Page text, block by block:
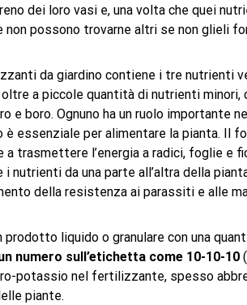
dei loro vasi e, una volta che quei
possono trovarne altri se non glieli
da giardino contiene i tre nutrienti
a piccole quantità di nutrienti minori,
e boro. Ognuno ha un ruolo importante
è essenziale per alimentare la pianta. Il
a trasmettere l’energia a radici, foglie e
i nutrienti da una parte all’altra della
della resistenza ai parassiti e alle
prodotto liquido o granulare con una
numero sull’etichetta come 10-10-10
potassio nel fertilizzante, spesso
piante.